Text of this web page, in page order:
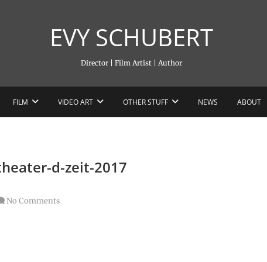
EVY SCHUBERT
Director | Film Artist | Author
FILM VIDEO ART OTHER STUFF NEWS ABOUT
d-zeit-2017
No Comments